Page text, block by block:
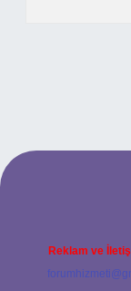
giriş
Reklam ve